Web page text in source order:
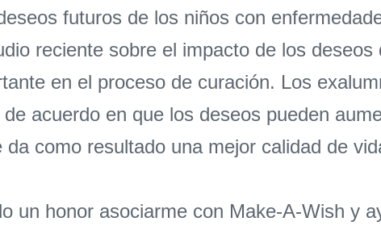
futuros de los niños con
reciente sobre el impacto de los
en el proceso de curación. Los
acuerdo en que los deseos pueden
como resultado una mejor calidad de
un honor asociarme con Make-A-Wish y